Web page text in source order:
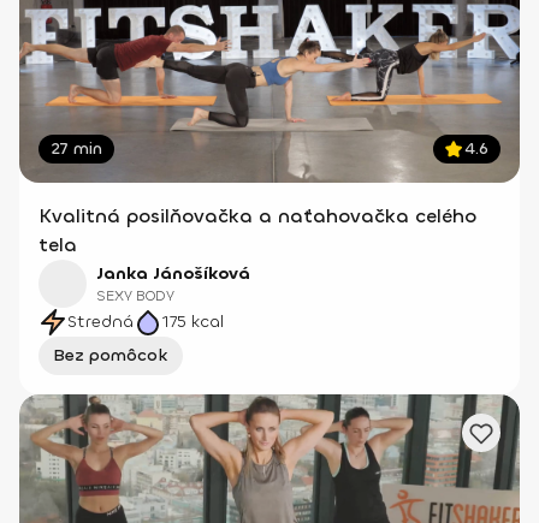
27 min 4.6
Kvalitná posilňovačka a naťahovačka celého
tela
Janka Jánošíková
SEXY BODY
Stredná 175 kcal
Bez pomôcok